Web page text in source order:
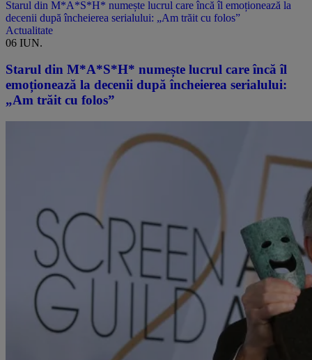
Starul din M*A*S*H* numește lucrul care încă îl emoționează la
decenii după încheierea serialului: „Am trăit cu folos”
Actualitate
06 IUN.
Starul din M*A*S*H* numește lucrul care încă îl
emoționează la decenii după încheierea serialului:
„Am trăit cu folos”